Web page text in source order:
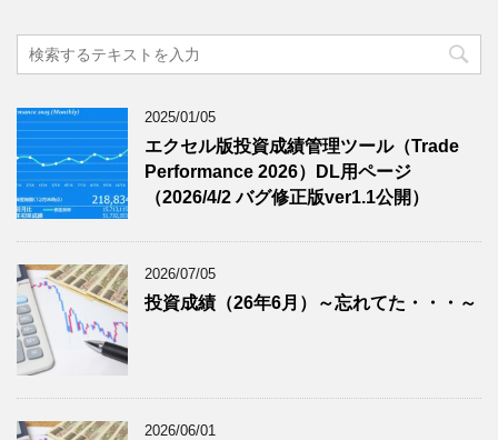
2025/01/05
エクセル版投資成績管理ツール（Trade
Performance 2026）DL用ページ
（2026/4/2 バグ修正版ver1.1公開）
2026/07/05
投資成績（26年6月）～忘れてた・・・～
2026/06/01